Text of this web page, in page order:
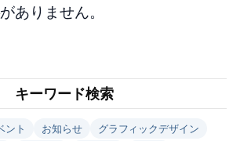
ありません。
キーワード検索
ント お知らせ
グラフィックデザイン